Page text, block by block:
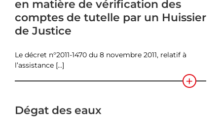
en matière de vérification des
comptes de tutelle par un Huissier
de Justice
Le décret n°2011-1470 du 8 novembre 2011, relatif à
l’assistance [...]
Dégat des eaux